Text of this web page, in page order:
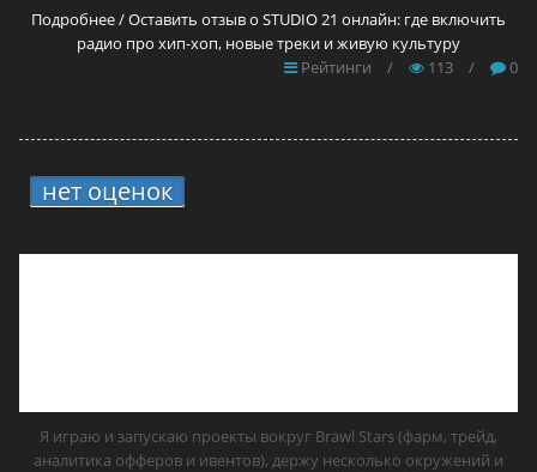
Подробнее / Оставить отзыв о STUDIO 21 онлайн: где включить
радио про хип-хоп, новые треки и живую культуру
Рейтинги
/ 113 / 0
нет оценок
Я играю и запускаю проекты вокруг Brawl Stars (фарм, трейд,
аналитика офферов и ивентов), держу несколько окружений и